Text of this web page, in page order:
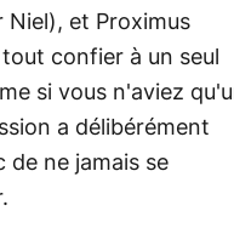
Niel), et Proximus
confier à un seul
si vous n'aviez
a délibérément
ne jamais se